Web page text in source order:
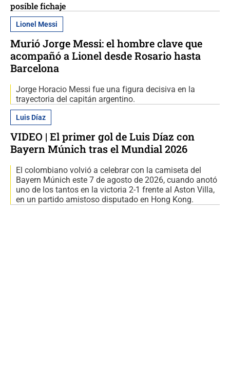
posible fichaje
Lionel Messi
Murió Jorge Messi: el hombre clave que
acompañó a Lionel desde Rosario hasta
Barcelona
Jorge Horacio Messi fue una figura decisiva en la
trayectoria del capitán argentino.
Luis Díaz
VIDEO | El primer gol de Luis Díaz con
Bayern Múnich tras el Mundial 2026
El colombiano volvió a celebrar con la camiseta del
Bayern Múnich este 7 de agosto de 2026, cuando anotó
uno de los tantos en la victoria 2-1 frente al Aston Villa,
en un partido amistoso disputado en Hong Kong.